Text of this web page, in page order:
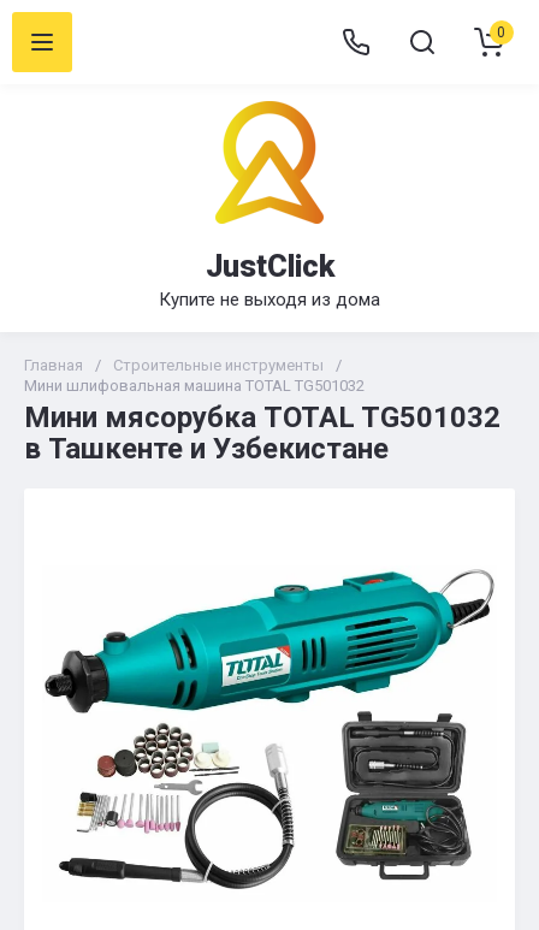
JustClick
Купите не выходя из дома
0
Главная / Строительные инструменты
/
Мини шлифовальная машина TOTAL TG501032
Мини мясорубка TOTAL TG501032
в Ташкенте и Узбекистане